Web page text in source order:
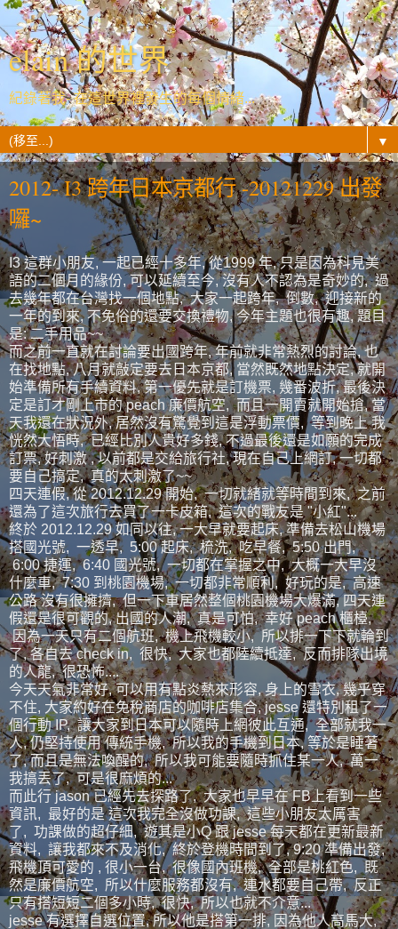
elain 的世界
紀錄著我- 在這世界裡發生的每個情緒...
▼
2012- I3 跨年日本京都行 -20121229 出發
囉~
I3 這群小朋友, 一起已經十多年, 從1999 年, 只是因為科見美
語的二個月的緣份, 可以延續至今, 沒有人不認為是奇妙的, 過
去幾年都在台灣找一個地點, 大家一起跨年, 倒數, 迎接新的
一年的到來, 不免俗的還要交換禮物, 今年主題也很有趣, 題目
是: 二手用品~~
而之前一直就在討論要出國跨年, 年前就非常熱烈的討論, 也
在找地點, 八月就敲定要去日本京都, 當然既然地點決定, 就開
始準備所有手續資料, 第一優先就是訂機票, 幾番波折, 最後決
定是訂才剛上市的 peach 廉價航空, 而且一開賣就開始搶, 當
天我還在狀況外, 居然沒有驚覺到這是浮動票價, 等到晚上 我
恍然大悟時, 已經比別人貴好多錢, 不過最後還是如願的完成
訂票, 好刺激 , 以前都是交給旅行社, 現在自己上網訂, 一切都
要自己搞定, 真的太刺激了~~
四天連假, 從 2012.12.29 開始, 一切就緒就等時間到來, 之前
還為了這次旅行去買了一卡皮箱, 這次的戰友是 "小紅"...
終於 2012.12.29 如同以往, 一大早就要起床, 準備去松山機場
搭國光號, 一透早, 5:00 起床, 梳洗, 吃早餐, 5:50 出門,
6:00 捷運, 6:40 國光號, 一切都在掌握之中, 大概一大早沒
什麼車, 7:30 到桃園機場, 一切都非常順利, 好玩的是, 高速
公路 沒有很擁擠, 但一下車居然整個桃園機場大爆滿, 四天連
假還是很可觀的, 出國的人潮, 真是可怕, 幸好 peach 櫃檯,
因為一天只有二個航班, 機上飛機較小, 所以排一下下就輪到
了, 各自去 check in, 很快, 大家也都陸續抵達, 反而排隊出境
的人龍, 很恐怖....
今天天氣非常好, 可以用有點炎熱來形容, 身上的雪衣, 幾乎穿
不住, 大家約好在免稅商店的咖啡店集合, jesse 還特別租了一
個行動 IP, 讓大家到日本可以隨時上網彼此互通, 全部就我一
人, 仍堅持使用 傳統手機, 所以我的手機到日本, 等於是睡著
了, 而且是無法喚醒的, 所以我可能要隨時抓住某一人, 萬一
我搞丟了, 可是很麻煩的...
而此行 jason 已經先去探路了, 大家也早早在 FB上看到一些
資訊, 最好的是 這次我完全沒做功課, 這些小朋友太厲害
了, 功課做的超仔細, 遊其是小Q 跟 jesse 每天都在更新最新
資料, 讓我都來不及消化, 終於登機時間到了, 9:20 準備出發,
飛機頂可愛的 , 很小一台, 很像國內班機, 全部是桃紅色, 既
然是廉價航空, 所以什麼服務都沒有, 連水都要自己帶, 反正
只有搭短短二個多小時, 很快, 所以也就不介意...
jesse 有選擇自選位置, 所以他是搭第一排, 因為他人高馬大,